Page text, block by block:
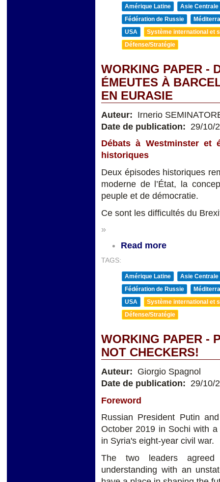
Amérique Latine
Asie Centrale
Fédération de Russie
USA
Système international et
Défense/Stratégie
WORKING PAPER -
ÉMEUTES À
EN EURASIE
Auteur: Irnerio
Date de publication: 29/10/
Débats à Westminster et
historiques
Deux épisodes historiques
moderne de l’État, la
peuple et de démocratie.
Ce sont les difficultés du
»
Read more
TAGS:
Amérique Latine
Asie Centrale
Fédération de Russie
USA
Système international et
Défense/Stratégie
WORKING PAPER -
NOT CHECKERS!
Auteur: Giorgio Spagnol
Date de publication: 29/10/
Foreword
Russian President Putin
October 2019 in Sochi with
in Syria's eight-year civil war.
The two leaders
understanding with an